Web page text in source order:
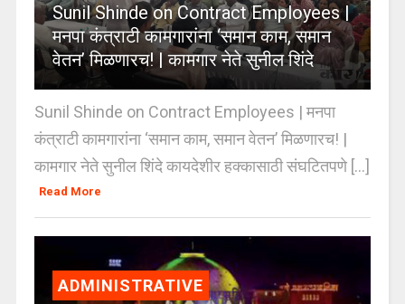
Sunil Shinde on Contract Employees |
मनपा कंत्राटी कामगारांना ‘समान काम, समान
वेतन’ मिळणारच! | कामगार नेते सुनील शिंदे
Sunil Shinde on Contract Employees | मनपा
कंत्राटी कामगारांना ‘समान काम, समान वेतन’ मिळणारच! |
कामगार नेते सुनील शिंदे कायदेशीर हक्कासाठी संघटितपणे [...]
Read More
ADMINISTRATIVE